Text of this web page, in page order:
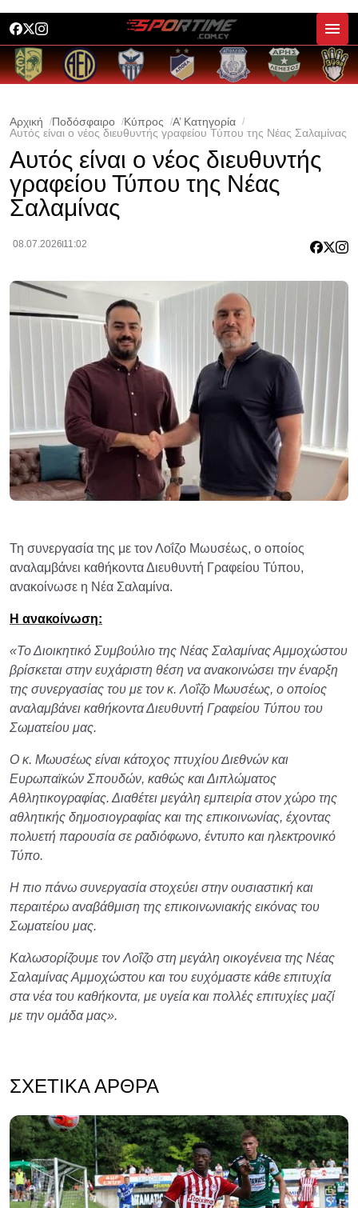
Αρχική Ποδόσφαιρο Κύπρος
Α’ Κατηγορία
Αυτός είναι ο νέος διευθυντής γραφείου Τύπου της Νέας Σαλαμίνας
Αυτός είναι ο νέος διευθυντής
γραφείου Τύπου της Νέας
Σαλαμίνας
08.07.2026 11:02
Τη συνεργασία της με τον Λοΐζο Μωυσέως, ο οποίος
αναλαμβάνει καθήκοντα Διευθυντή Γραφείου Τύπου,
ανακοίνωσε η Νέα Σαλαμίνα.
Η ανακοίνωση:
«Το Διοικητικό Συμβούλιο της Νέας Σαλαμίνας Αμμοχώστου
βρίσκεται στην ευχάριστη θέση να ανακοινώσει την έναρξη
της συνεργασίας του με τον κ. Λοΐζο Μωυσέως, ο οποίος
αναλαμβάνει καθήκοντα Διευθυντή Γραφείου Τύπου του
Σωματείου μας.
Ο κ. Μωυσέως είναι κάτοχος πτυχίου Διεθνών και
Ευρωπαϊκών Σπουδών, καθώς και Διπλώματος
Αθλητικογραφίας. Διαθέτει μεγάλη εμπειρία στον χώρο της
αθλητικής δημοσιογραφίας και της επικοινωνίας, έχοντας
πολυετή παρουσία σε ραδιόφωνο, έντυπο και ηλεκτρονικό
Τύπο.
Η πιο πάνω συνεργασία στοχεύει στην ουσιαστική και
περαιτέρω αναβάθμιση της επικοινωνιακής εικόνας του
Σωματείου μας.
Καλωσορίζουμε τον Λοΐζο στη μεγάλη οικογένεια της Νέας
Σαλαμίνας Αμμοχώστου και του ευχόμαστε κάθε επιτυχία
στα νέα του καθήκοντα, με υγεία και πολλές επιτυχίες μαζί
με την ομάδα μας».
ΣΧΕΤΙΚΆ ΆΡΘΡΑ